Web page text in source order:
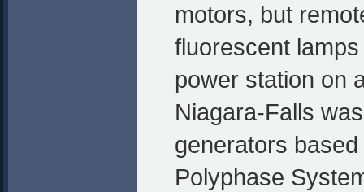
motors, but
fluorescent
power station on
Niagara-Falls
generators based
Polyphase